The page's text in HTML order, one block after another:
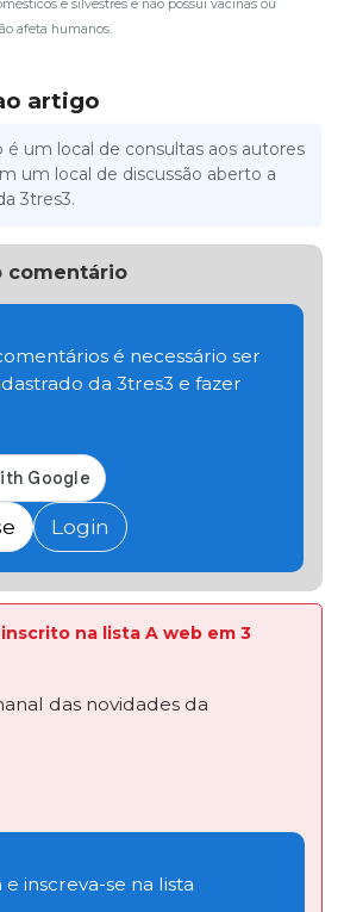
e silvestres e não possui vacinas ou
afeta humanos.
artigo
é um local de consultas aos autores
um local de discussão aberto a
3tres3.
comentário
é necessário ser
da 3tres3 e fazer
Login
na lista A web em 3
das novidades da
e inscreva-se na lista